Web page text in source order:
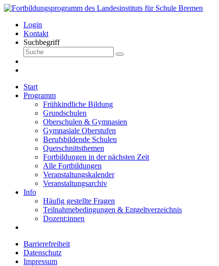
Login
Kontakt
Suchbegriff
Start
Programm
Frühkindliche Bildung
Grundschulen
Oberschulen & Gymnasien
Gymnasiale Oberstufen
Berufsbildende Schulen
Querschnittsthemen
Fortbildungen in der nächsten Zeit
Alle Fortbildungen
Veranstaltungskalender
Veranstaltungsarchiv
Info
Häufig gestellte Fragen
Teilnahmebedingungen & Entgeltverzeichnis
Dozent:innen
Barrierefreiheit
Datenschutz
Impressum